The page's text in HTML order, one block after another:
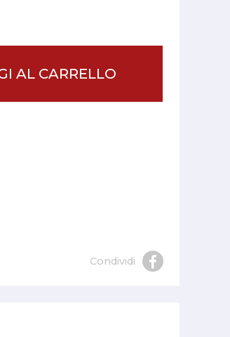
AL CARRELLO
Condividi